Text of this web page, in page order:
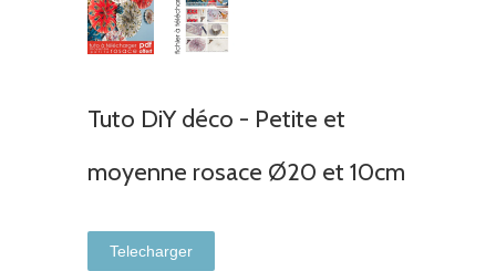
Tuto DiY déco - Petite et
moyenne rosace Ø20 et 10cm
Telecharger